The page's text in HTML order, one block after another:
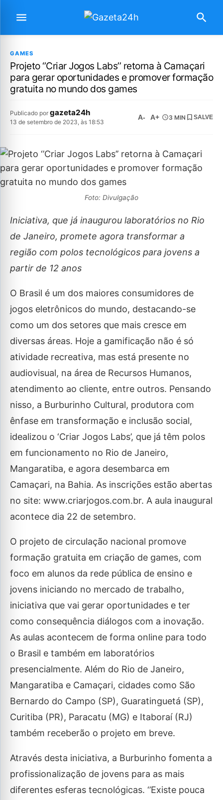
GAMES
Projeto ‘’Criar Jogos Labs’’ retorna à Camaçari
para gerar oportunidades e promover formação
gratuita no mundo dos games
Publicado por gazeta24h
13 de setembro de 2023, às 18:53
A- A+ 3 MIN SALVE
Foto: Divulgação
Iniciativa, que já inaugurou laboratórios no Rio
de Janeiro, promete agora transformar a
região com polos tecnológicos para jovens a
partir de 12 anos
O Brasil é um dos maiores consumidores de
jogos eletrônicos do mundo, destacando-se
como um dos setores que mais cresce em
diversas áreas. Hoje a gamificação não é só
atividade recreativa, mas está presente no
audiovisual, na área de Recursos Humanos,
atendimento ao cliente, entre outros. Pensando
nisso, a Burburinho Cultural, produtora com
ênfase em transformação e inclusão social,
idealizou o ‘Criar Jogos Labs’, que já têm polos
em funcionamento no Rio de Janeiro,
Mangaratiba, e agora desembarca em
Camaçari, na Bahia. As inscrições estão abertas
no site: www.criarjogos.com.br. A aula inaugural
acontece dia 22 de setembro.
O projeto de circulação nacional promove
formação gratuita em criação de games, com
foco em alunos da rede pública de ensino e
jovens iniciando no mercado de trabalho,
iniciativa que vai gerar oportunidades e ter
como consequência diálogos com a inovação.
As aulas acontecem de forma online para todo
o Brasil e também em laboratórios
presencialmente. Além do Rio de Janeiro,
Mangaratiba e Camaçari, cidades como São
Bernardo do Campo (SP), Guaratinguetá (SP),
Curitiba (PR), Paracatu (MG) e Itaboraí (RJ)
também receberão o projeto em breve.
Através desta iniciativa, a Burburinho fomenta a
profissionalização de jovens para as mais
diferentes esferas tecnológicas. ‘’Existe pouca